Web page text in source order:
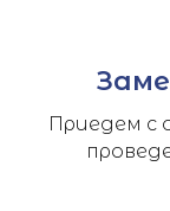
Приедем с